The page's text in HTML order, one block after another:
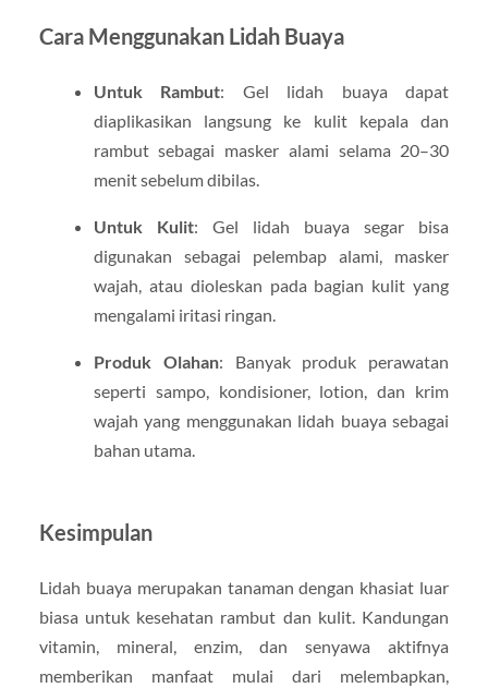
Cara Menggunakan Lidah Buaya
Untuk Rambut: Gel lidah buaya dapat
diaplikasikan langsung ke kulit kepala dan
rambut sebagai masker alami selama 20–30
menit sebelum dibilas.
Untuk Kulit: Gel lidah buaya segar bisa
digunakan sebagai pelembap alami, masker
wajah, atau dioleskan pada bagian kulit yang
mengalami iritasi ringan.
Produk Olahan: Banyak produk perawatan
seperti sampo, kondisioner, lotion, dan krim
wajah yang menggunakan lidah buaya sebagai
bahan utama.
Kesimpulan
Lidah buaya merupakan tanaman dengan khasiat luar
biasa untuk kesehatan rambut dan kulit. Kandungan
vitamin, mineral, enzim, dan senyawa aktifnya
memberikan manfaat mulai dari melembapkan,